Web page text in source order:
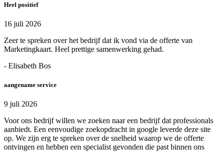
Heel positief
16 juli 2026
Zeer te spreken over het bedrijf dat ik vond via de offerte van
Marketingkaart. Heel prettige samenwerking gehad.
- Elisabeth Bos
aangename service
9 juli 2026
Voor ons bedrijf willen we zoeken naar een bedrijf dat professionals
aanbiedt. Een eenvoudige zoekopdracht in google leverde deze site
op. We zijn erg te spreken over de snelheid waarop we de offerte
ontvingen en hebben een specialist gevonden die past binnen ons